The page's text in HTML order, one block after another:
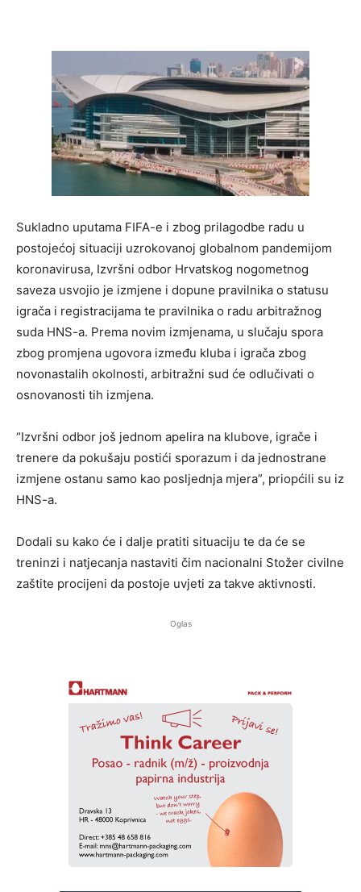
Sukladno uputama FIFA-e i zbog prilagodbe radu u
postojećoj situaciji uzrokovanoj globalnom pandemijom
koronavirusa, Izvršni odbor Hrvatskog nogometnog
saveza usvojio je izmjene i dopune pravilnika o statusu
igrača i registracijama te pravilnika o radu arbitražnog
suda HNS-a. Prema novim izmjenama, u slučaju spora
zbog promjena ugovora između kluba i igrača zbog
novonastalih okolnosti, arbitražni sud će odlučivati o
osnovanosti tih izmjena.
“Izvršni odbor još jednom apelira na klubove, igrače i
trenere da pokušaju postići sporazum i da jednostrane
izmjene ostanu samo kao posljednja mjera”, priopćili su iz
HNS-a.
Dodali su kako će i dalje pratiti situaciju te da će se
treninzi i natjecanja nastaviti čim nacionalni Stožer civilne
zaštite procijeni da postoje uvjeti za takve aktivnosti.
Oglas